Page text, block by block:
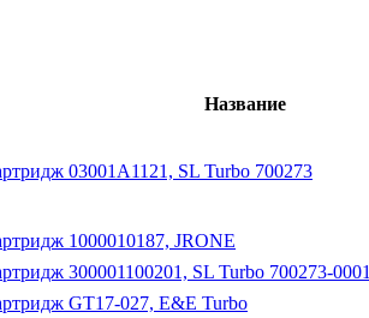
Название
03001A1121, SL Turbo 700273
1000010187, JRONE
300001100201, SL Turbo 700273-0001
GT17-027, E&E Turbo